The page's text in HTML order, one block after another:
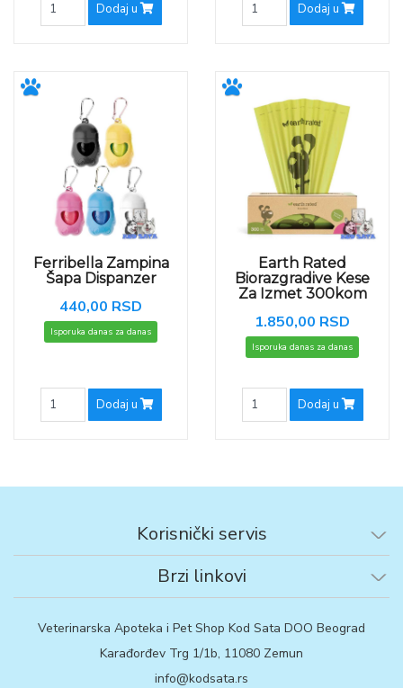
Dodaj u Dodaj u
Ferribella Zampina
Šapa Dispanzer
440,00 RSD
Isporuka danas za danas
Dodaj u
Earth Rated
Biorazgradive Kese
Za Izmet 300kom
1.850,00 RSD
Isporuka danas za danas
Dodaj u
Korisnički servis
Brzi linkovi
Veterinarska Apoteka i Pet Shop Kod Sata DOO Beograd
Karađorđev Trg 1/1b, 11080 Zemun
info@kodsata.rs